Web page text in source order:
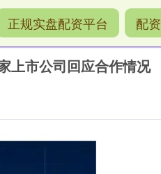
正规实盘配资平台 配
上市公司回应合作情况